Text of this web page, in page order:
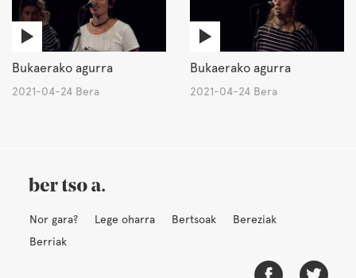
Bukaerako agurra
2021-04-24 Bera
Bukaerako agurra
2021-04-24 Bera
Nor gara? Lege oharra Bertsoak
Bereziak
Berriak